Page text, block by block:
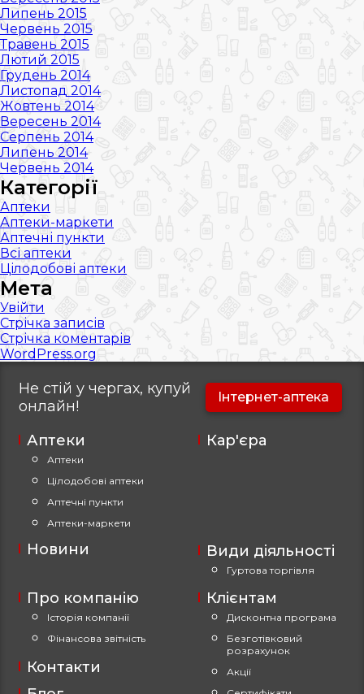
Липень 2015
Червень 2015
Травень 2015
Лютий 2015
Грудень 2014
Листопад 2014
Жовтень 2014
Вересень 2014
Серпень 2014
Липень 2014
Червень 2014
Категорії
Аптеки
Аптеки-маркети
Аптечні пункти
Всі аптеки
Цілодобові аптеки
Мета
Увійти
Стрічка записів
Стрічка коментарів
WordPress.org
Не стій у чергах, купуй
онлайн!
Інтернет-аптека
Аптеки
Аптеки
Цілодобові аптеки
Аптечні пункти
Аптеки-маркети
Про компанію
Історія компанії
Фінансова звітність
Види діяльності
Гуртова торгівля
Контакти
Новини
Клієнтам
Дисконтна програма
Безготівковий
розрахунок
Акції
Кар'єра